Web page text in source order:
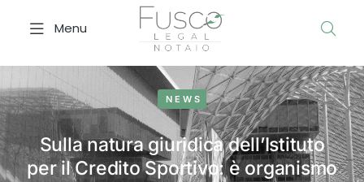
Menu
NEWS
Sulla natura giuridica dell’Istituto
per il Credito Sportivo: è organismo